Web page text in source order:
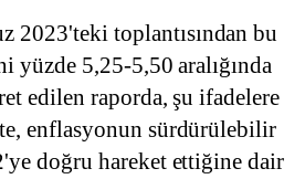
2023'teki toplantısından bu
yüzde 5,25-5,50 aralığında
edilen raporda, şu ifadelere
enflasyonun sürdürülebilir
doğru hareket ettiğine dair